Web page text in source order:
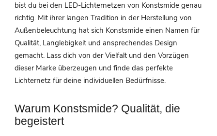
bist du bei den LED-Lichternetzen von Konstsmide genau
richtig. Mit ihrer langen Tradition in der Herstellung von
Außenbeleuchtung hat sich Konstsmide einen Namen für
Qualität, Langlebigkeit und ansprechendes Design
gemacht. Lass dich von der Vielfalt und den Vorzügen
dieser Marke überzeugen und finde das perfekte
Lichternetz für deine individuellen Bedürfnisse.
Warum Konstsmide? Qualität, die
begeistert